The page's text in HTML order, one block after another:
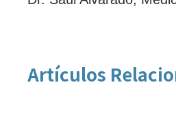
Artículos